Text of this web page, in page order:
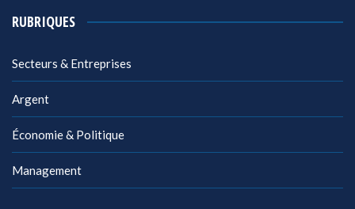
RUBRIQUES
Secteurs & Entreprises
Argent
Économie & Politique
Management